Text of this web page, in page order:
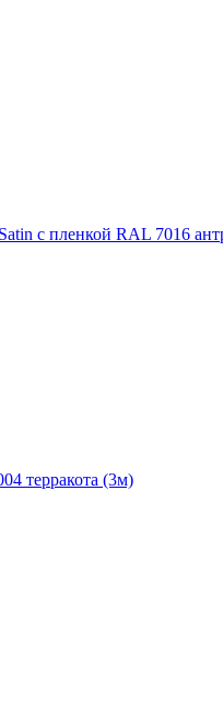
с пленкой RAL 7016
терракота (3м)